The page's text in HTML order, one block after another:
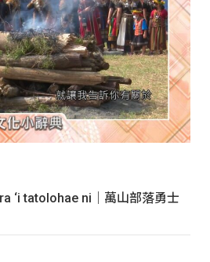
‘i tatolohae ni｜萬山部落勇士